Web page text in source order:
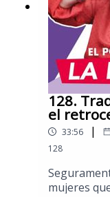
Astrid
electoral
2029.Aquí
Lovera.
128.
el
33:56 |
128
mujeres